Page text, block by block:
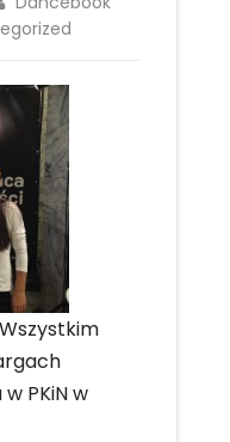
PKiN w